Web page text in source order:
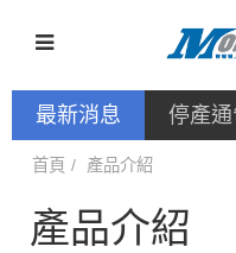
最新消息 停產通
首頁 產品介紹
產品介紹